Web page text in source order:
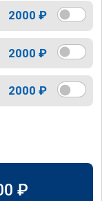
2000 ₽
2000 ₽
2000 ₽
₽